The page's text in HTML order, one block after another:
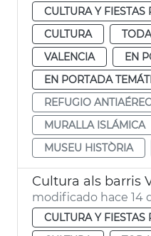
CULTURA Y FIESTAS
CULTURA
VALENCIA
EN
EN PORTADA
REFUGIO
MURALLA ISLÁMICA
MUSEU HISTÒRIA
Cultura als barris
modificado hace 14
CULTURA Y FIESTAS